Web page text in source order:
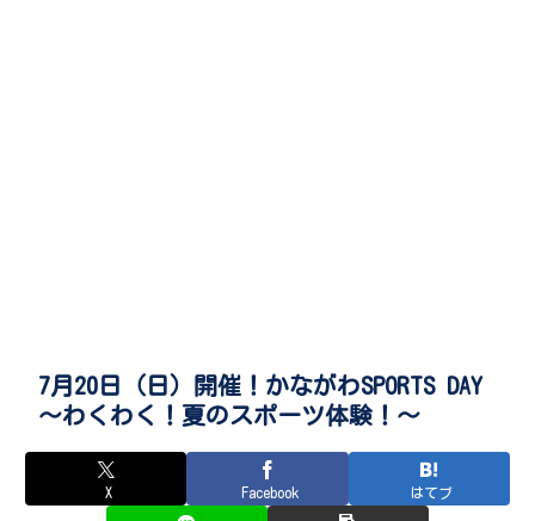
7月20日（日）開催！かながわSPORTS DAY
～わくわく！夏のスポーツ体験！～
X Facebook はてブ